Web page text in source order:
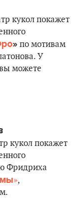
кукол покажет
» по мотивам
У
можете
кукол покажет
Фридриха
»,